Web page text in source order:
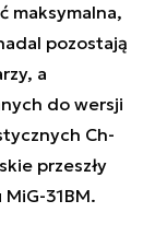
maksymalna,
pozostają
a
do wersji
Ch-
przeszły
31BM.